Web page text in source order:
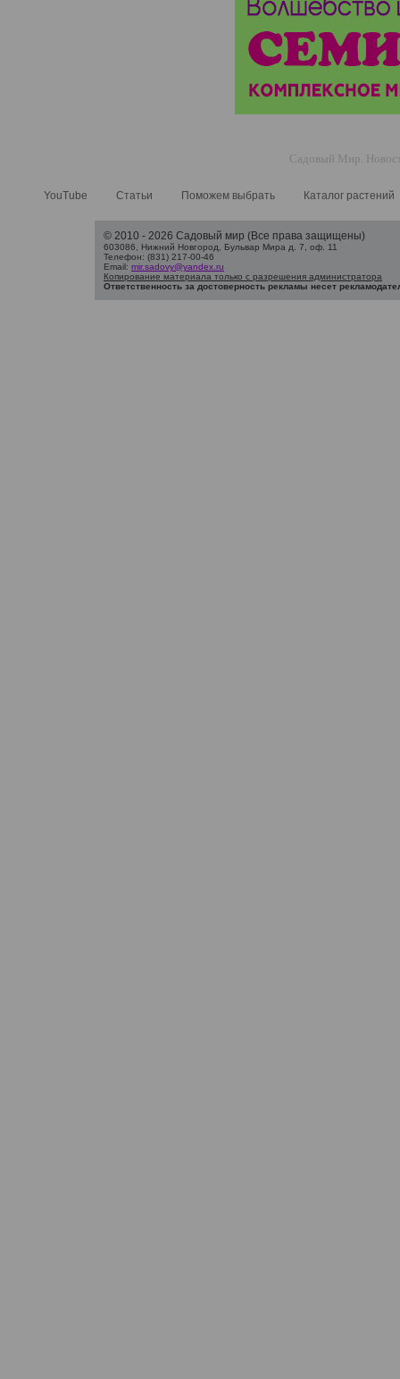
Садовый Мир.
YouTube Статьи Поможем выбрать Каталог растений
© 2010 - 2026 Садовый мир (Все права защищены)
603086, Нижний Новгород, Бульвар Мира д. 7, оф. 11
Телефон: (831) 217-00-46
Email: mir.sadovy@yandex.ru
Копирование материала только с разрешения администратора
Ответственность за достоверность рекламы несет